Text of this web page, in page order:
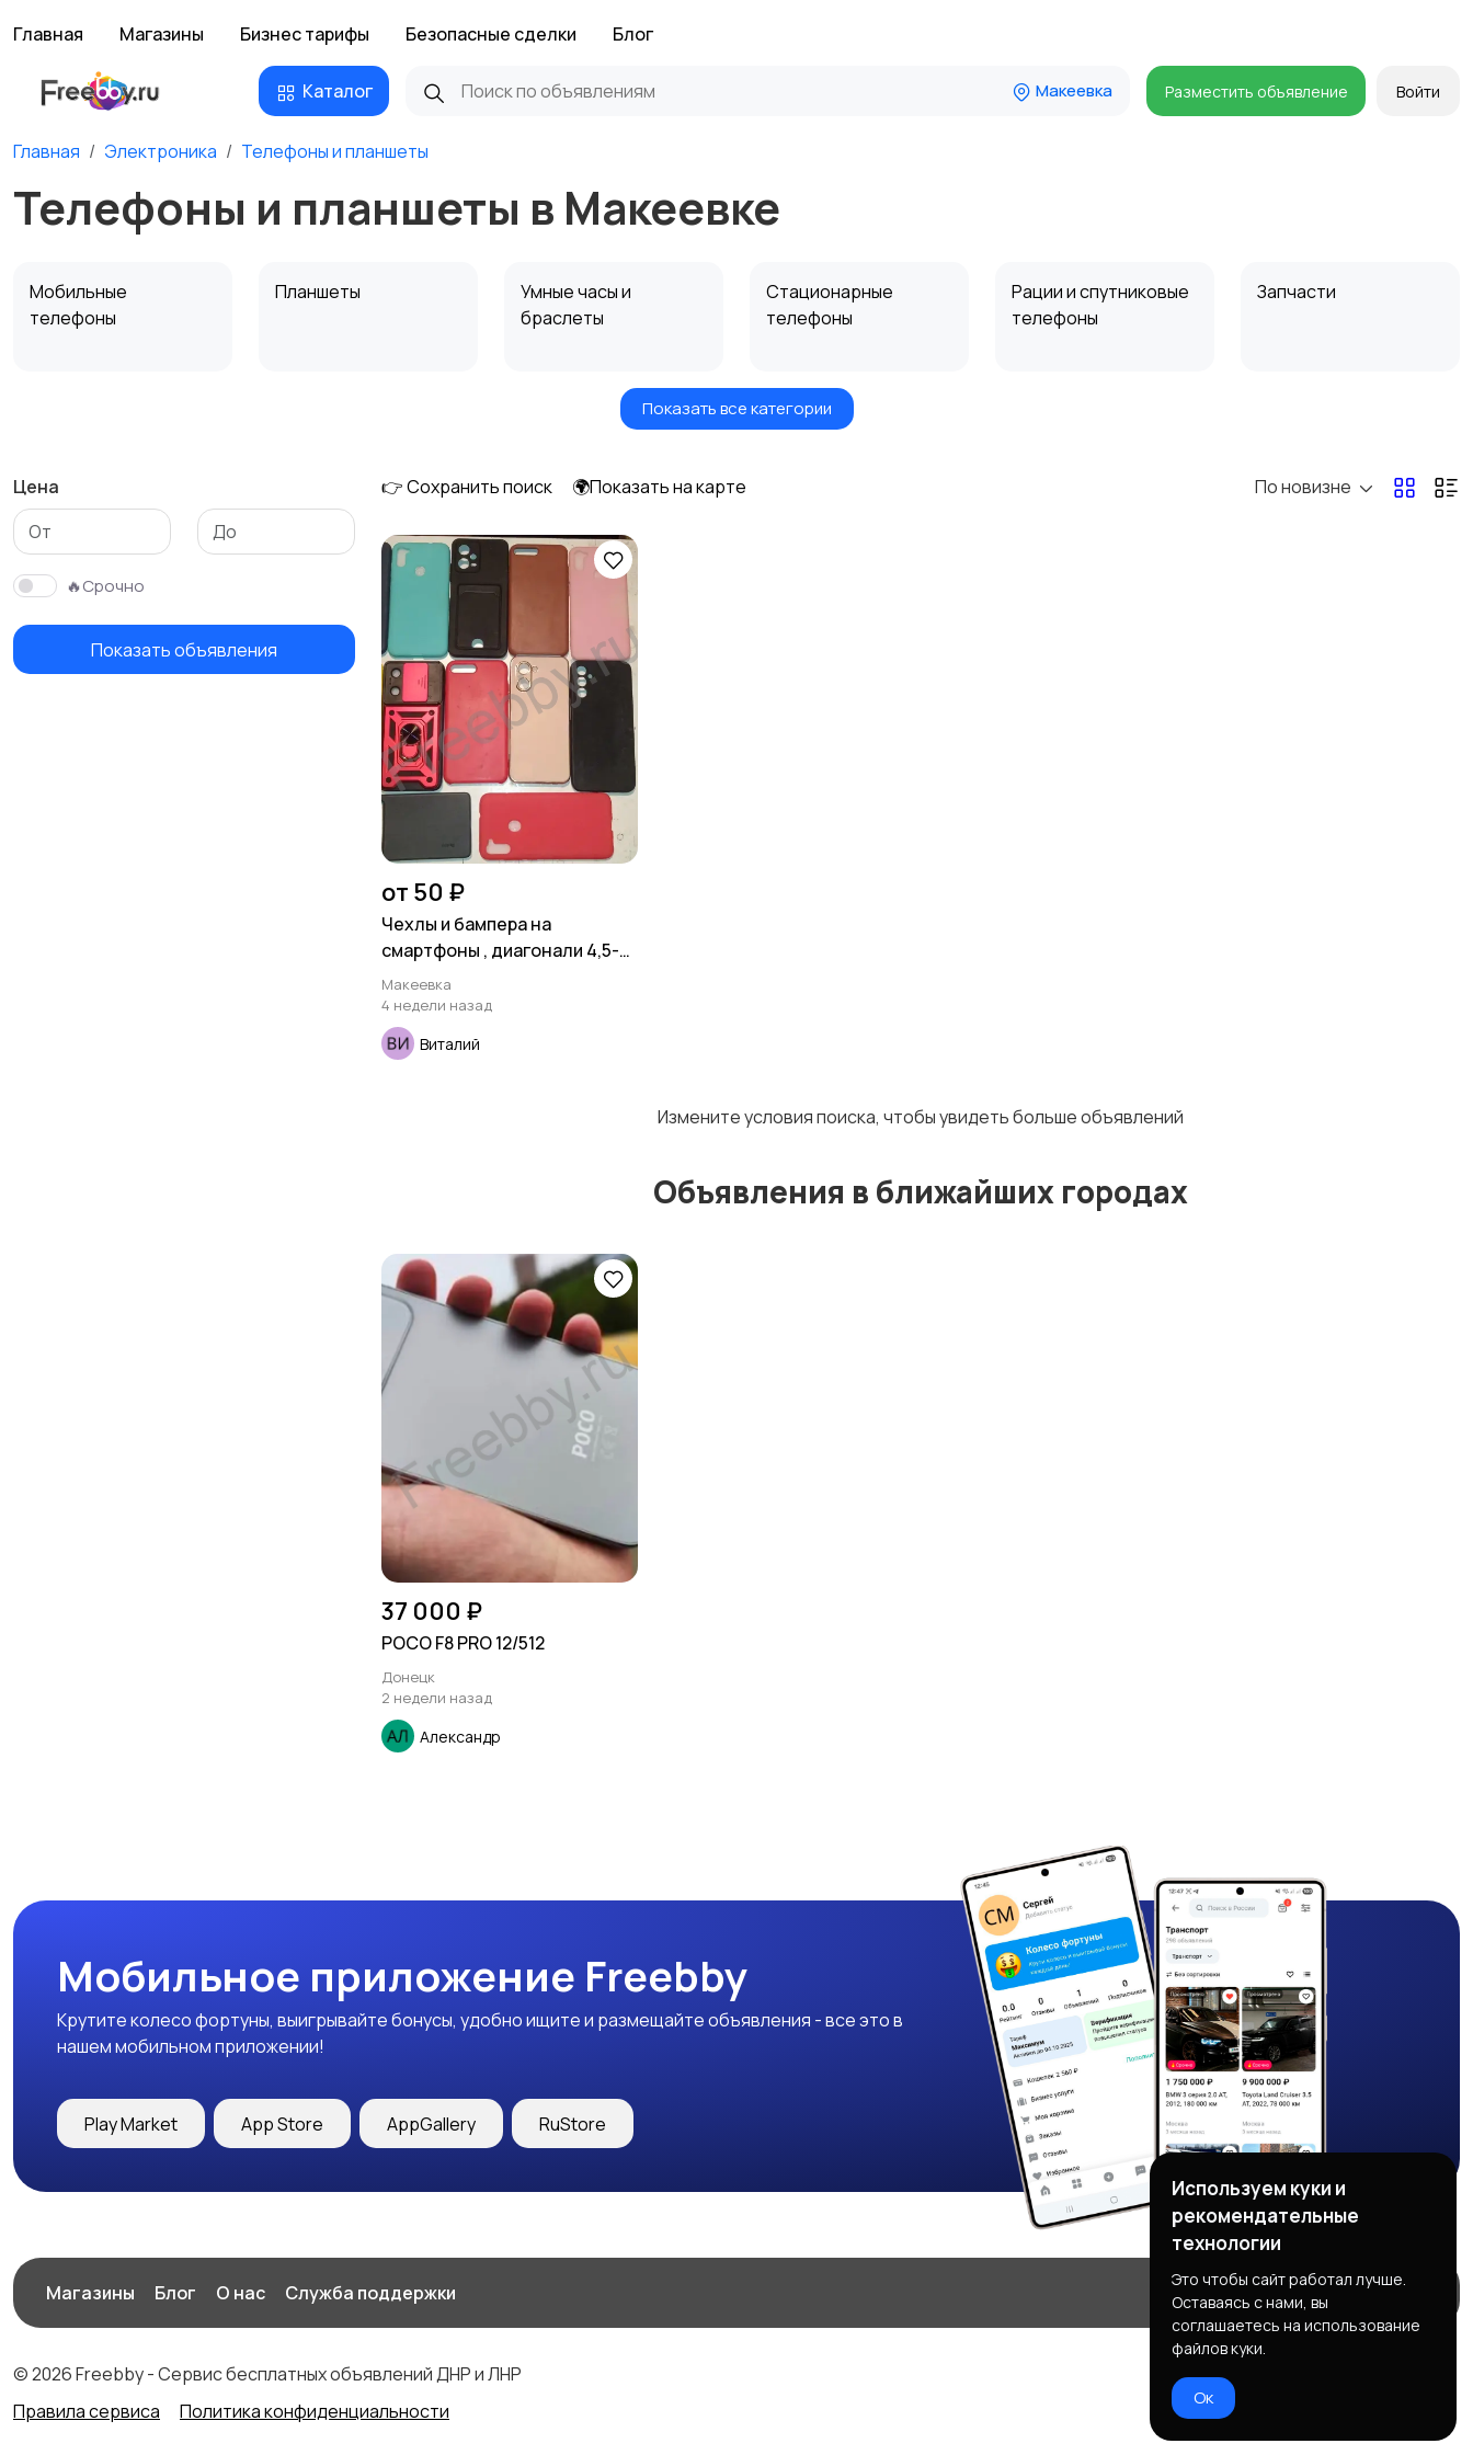
Главная Магазины Бизнес тарифы Безопасные сделки Блог
Каталог Макеевка Разместить объявление Войти
Главная Электроника Телефоны и планшеты
Телефоны и планшеты в Макеевке
Мобильные
телефоны
Планшеты
Умные часы и
браслеты
Стационарные
телефоны
Рации и спутниковые
телефоны
Запчасти
Показать все категории
Цена
🔥Срочно
Показать объявления
👉 Сохранить поиск 🌍Показать на карте По новизне
от 50 ₽
Чехлы и бампера на
смартфоны , диагонали 4,5-
6,0 , новые , неликвиды .
Макеевка
4 недели назад
Виталий
Измените условия поиска, чтобы увидеть больше объявлений
Объявления в ближайших городах
37 000 ₽
POCO F8 PRO 12/512
Донецк
2 недели назад
Александр
Мобильное приложение Freebby
Крутите колесо фортуны, выигрывайте бонусы, удобно ищите и размещайте объявления - все это в
нашем мобильном приложении!
Play Market App Store AppGallery RuStore
Магазины Блог О нас Служба поддержки
© 2026 Freebby - Сервис бесплатных объявлений ДНР и ЛНР
Правила сервиса
Политика конфиденциальности
Используем куки и
рекомендательные
технологии
Это чтобы сайт работал лучше.
Оставаясь с нами, вы
соглашаетесь на использование
файлов куки.
Ок